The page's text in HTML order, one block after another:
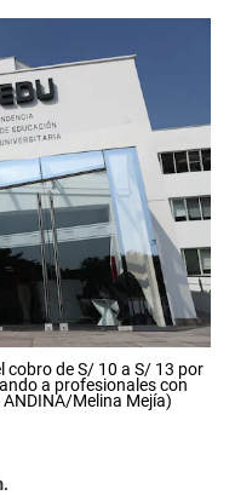
cobro de S/ 10 a S/ 13 por
a profesionales con
Melina Mejía)